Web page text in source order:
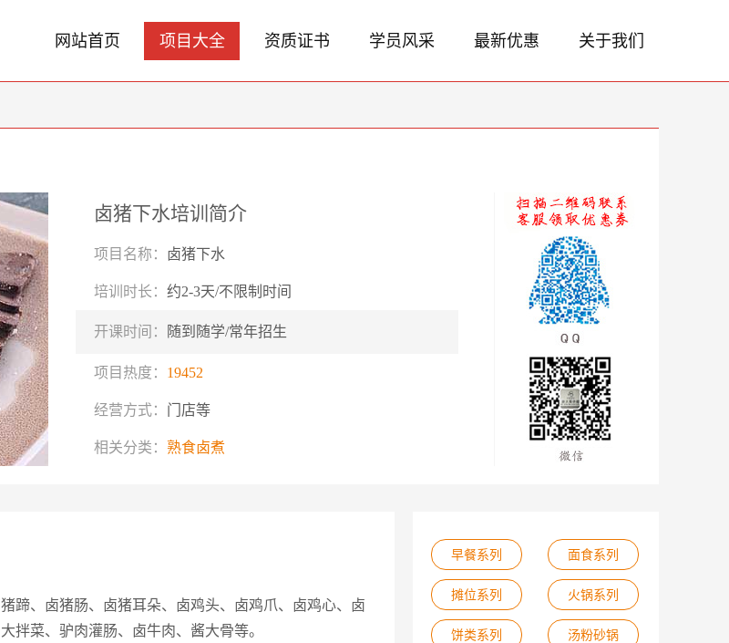
网站首页 项目大全 资质证书 学员风采 最新优惠 关于我们
卤猪下水培训简介
项目名称： 卤猪下水
培训时长： 约2-3天/不限制时间
开课时间： 随到随学/常年招生
项目热度： 19452
经营方式： 门店等
相关分类： 熟食卤煮
蹄、卤猪肠、卤猪耳朵、卤鸡头、卤鸡爪、卤鸡心、卤
拌菜、驴肉灌肠、卤牛肉、酱大骨等。
早餐系列 面食系列
摊位系列 火锅系列
饼类系列 汤粉砂锅